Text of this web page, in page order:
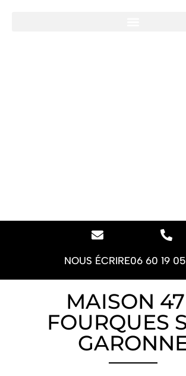
NOUS ÉCRIRE06 60 19
MAISON
FOURQUES